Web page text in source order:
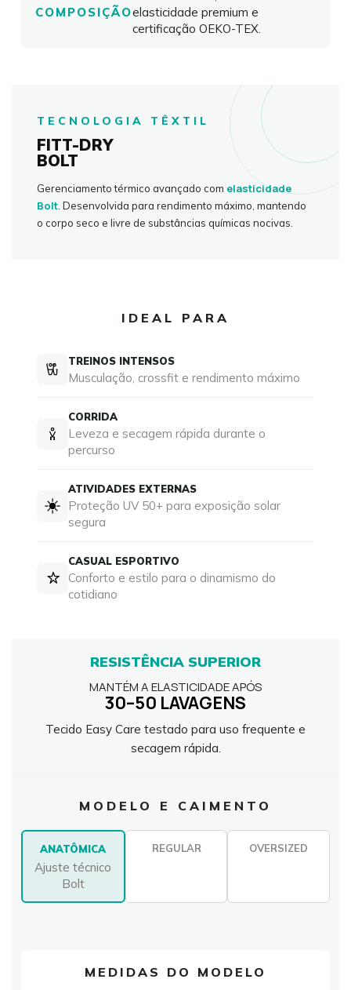
COMPOSIÇÃOelasticidade premium e
certificação OEKO-TEX.
TECNOLOGIA TÊXTIL
FITT-DRY
BOLT
Gerenciamento térmico avançado com elasticidade
Bolt . Desenvolvida para rendimento máximo, mantendo
o corpo seco e livre de substâncias químicas nocivas.
IDEAL PARA
TREINOS INTENSOS
Musculação, crossfit e rendimento máximo
CORRIDA
Leveza e secagem rápida durante o
percurso
ATIVIDADES EXTERNAS
Proteção UV 50+ para exposição solar
segura
CASUAL ESPORTIVO
Conforto e estilo para o dinamismo do
cotidiano
RESISTÊNCIA SUPERIOR
MANTÉM A ELASTICIDADE APÓS
30–50 LAVAGENS
Tecido Easy Care testado para uso frequente e
secagem rápida.
MODELO E CAIMENTO
ANATÔMICA
Ajuste técnico
Bolt
REGULAR OVERSIZED
MEDIDAS DO MODELO